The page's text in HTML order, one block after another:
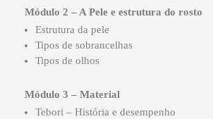
Módulo 2 – A Pele e estrutura do rosto
Estrutura da pele
Tipos de sobrancelhas
Tipos de olhos
Módulo 3 – Material
Tebori – História e desempenho